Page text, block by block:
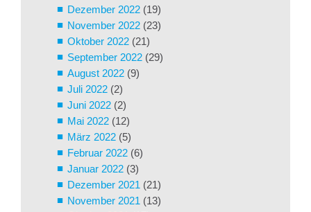
Dezember 2022 (19)
November 2022 (23)
Oktober 2022 (21)
September 2022 (29)
August 2022 (9)
Juli 2022 (2)
Juni 2022 (2)
Mai 2022 (12)
März 2022 (5)
Februar 2022 (6)
Januar 2022 (3)
Dezember 2021 (21)
November 2021 (13)